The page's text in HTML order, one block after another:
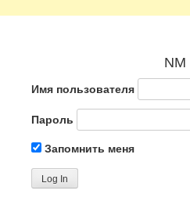
NM
Имя пользователя
Пароль
Запомнить меня